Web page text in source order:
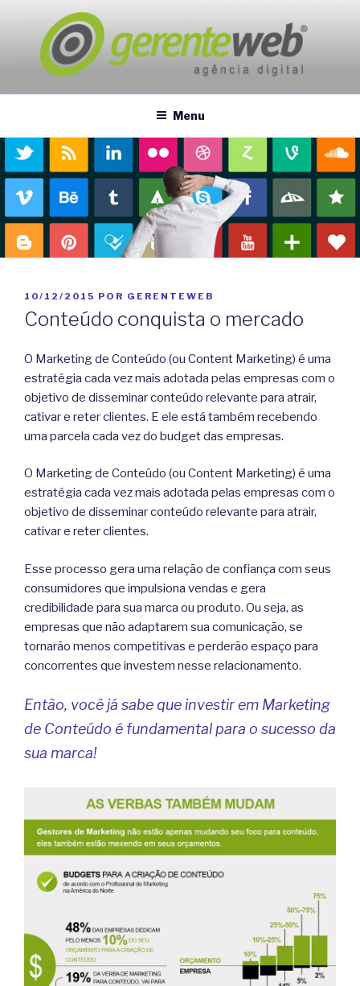
conteúdo
GERENTEWEB
Menu
PUBLICADO
EM
10/12/2015 POR GERENTEWEB
Conteúdo conquista o mercado
O Marketing de Conteúdo (ou Content Marketing) é uma
estratégia cada vez mais adotada pelas empresas com o
objetivo de disseminar conteúdo relevante para atrair,
cativar e reter clientes. E ele está também recebendo
uma parcela cada vez do budget das empresas.
O Marketing de Conteúdo (ou Content Marketing) é uma
estratégia cada vez mais adotada pelas empresas com o
objetivo de disseminar conteúdo relevante para atrair,
cativar e reter clientes.
Esse processo gera uma relação de confiança com seus
consumidores que impulsiona vendas e gera
credibilidade para sua marca ou produto. Ou seja, as
empresas que não adaptarem sua comunicação, se
tornarão menos competitivas e perderão espaço para
concorrentes que investem nesse relacionamento.
Então, você já sabe que investir em Marketing
de Conteúdo é fundamental para o sucesso da
sua marca!